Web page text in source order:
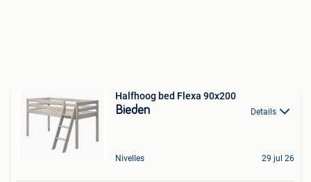
Halfhoog bed Flexa 90x200
Bieden Details
Nivelles 29 jul 26